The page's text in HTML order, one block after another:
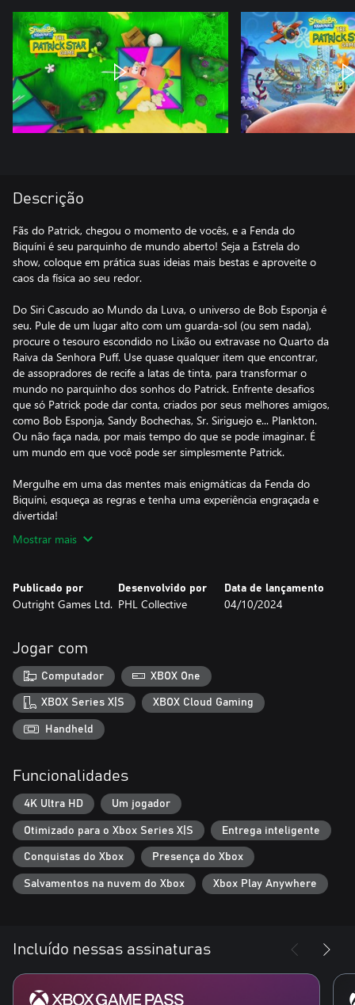
Descrição
Fãs do Patrick, chegou o momento de vocês, e a Fenda do
Biquíni é seu parquinho de mundo aberto! Seja a Estrela do
show, coloque em prática suas ideias mais bestas e aproveite o
caos da física ao seu redor.
Do Siri Cascudo ao Mundo da Luva, o universo de Bob Esponja é
seu. Pule de um lugar alto com um guarda-sol (ou sem nada),
procure o tesouro escondido no Lixão ou extravase no Quarto da
Raiva da Senhora Puff. Use quase qualquer item que encontrar,
de assopradores de recife a latas de tinta, para transformar o
mundo no parquinho dos sonhos do Patrick. Enfrente desafios
que só Patrick pode dar conta, criados por seus melhores amigos,
como Bob Esponja, Sandy Bochechas, Sr. Siriguejo e... Plankton.
Ou não faça nada, por mais tempo do que se pode imaginar. É
um mundo em que você pode ser simplesmente Patrick.
Mergulhe em uma das mentes mais enigmáticas da Fenda do
Biquíni, esqueça as regras e tenha uma experiência engraçada e
divertida!
Mostrar mais
Publicado por
Outright Games Ltd.
Desenvolvido por
PHL Collective
Data de lançamento
04/10/2024
Jogar com
Computador XBOX One
XBOX Series X|S XBOX Cloud Gaming
Handheld
Funcionalidades
4K Ultra HD Um jogador
Otimizado para o Xbox Series X|S Entrega inteligente
Conquistas do Xbox Presença do Xbox
Salvamentos na nuvem do Xbox Xbox Play Anywhere
Incluído nessas assinaturas